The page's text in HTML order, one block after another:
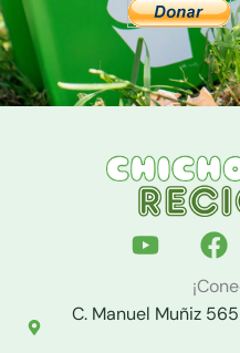
Y
o
t
F
a
c
e
C. Manuel Muñiz